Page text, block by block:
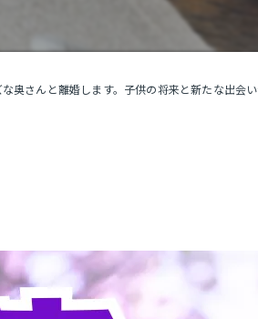
奥さんと離婚します。子供の将来と新たな出会